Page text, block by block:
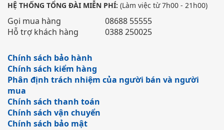
HỆ THỐNG TỔNG ĐÀI MIỄN PHÍ: (Làm việc từ 7h00 - 21h00)
Gọi mua hàng
08688 55555
Hỗ trợ khách hàng
0388 250025
Chính sách bảo hành
Chính sách kiểm hàng
Phân định trách nhiệm của người bán và người
mua
Chính sách thanh toán
Chính sách vận chuyển
Chính sách bảo mật